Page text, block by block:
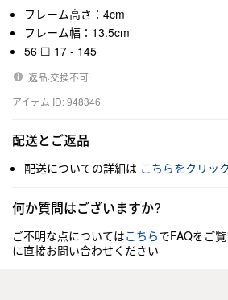
フレーム高さ：4cm
フレーム幅：13.5cm
56 ☐ 17 - 145
返品·交換不可
アイテム ID: 948346
配送とご返品
配送についての詳細は こちらをクリック
何か質問はございますか?
ご不明な点についてはこちらでFAQをご
に直接お問い合わせください